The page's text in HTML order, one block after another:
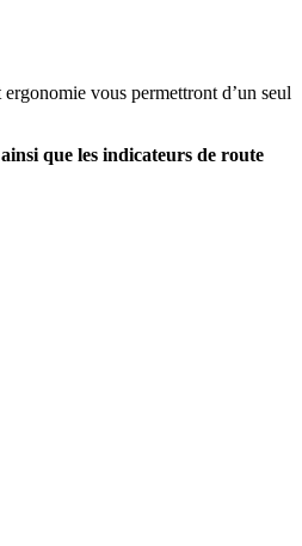
vous permettront d’un seul
que les indicateurs de route